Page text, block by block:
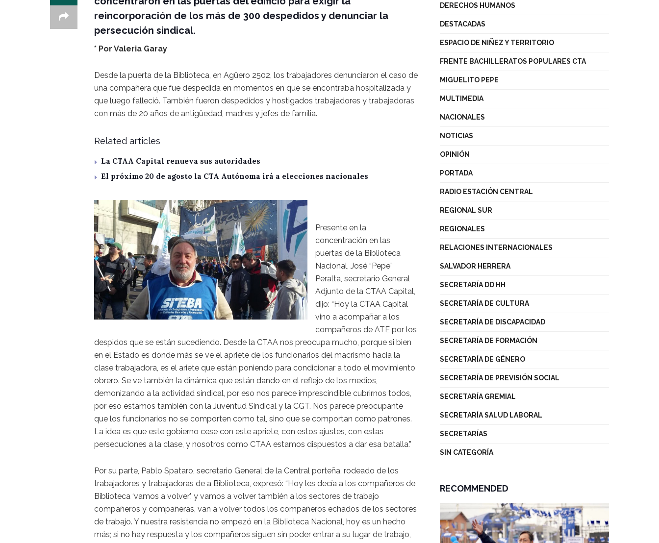
reincorporación de los más de 300 despedidos y denunciar la
persecución sindical.
* Por Valeria Garay
Desde la puerta de la Biblioteca, en Agüero 2502, los trabajadores denunciaron el caso de
una compañera que fue despedida en momentos en que se encontraba hospitalizada y
que luego falleció. También fueron despedidos y hostigados trabajadores y trabajadoras
con más de 20 años de antigüedad, madres y jefes de familia.
Related articles
La CTAA Capital renueva sus autoridades
El próximo 20 de agosto la CTA Autónoma irá a elecciones nacionales
Presente en la
concentración en las
puertas de la Biblioteca
Nacional, José “Pepe”
Peralta, secretario General
Adjunto de la CTAA Capital,
dijo: “Hoy la CTAA Capital
vino a acompañar a los
compañeros de ATE por los
despidos que se están sucediendo. Desde la CTAA nos preocupa mucho, porque si bien
en el Estado es donde más se ve el apriete de los funcionarios del macrismo hacia la
clase trabajadora, es el ariete que están poniendo para condicionar a todo el movimiento
obrero. Se ve también la dinámica que están dando en el reflejo de los medios,
demonizando a la actividad sindical, por eso nos parece imprescindible cubrirnos todos,
por eso estamos también con la Juventud Sindical y la CGT. Nos parece preocupante
que los funcionarios no se comporten como tal, sino que se comportan como patrones.
La idea es que este gobierno cese con este apriete, con estos ajustes, con estas
persecuciones a la clase, y nosotros como CTAA estamos dispuestos a dar esa batalla.”
Por su parte, Pablo Spataro, secretario General de la Central porteña, rodeado de los
trabajadores y trabajadoras de a Biblioteca, expresó: “Hoy les decía a los compañeros de
Biblioteca ‘vamos a volver’, y vamos a volver también a los sectores de trabajo
compañeros y compañeras, van a volver todos los compañeros echados de los sectores
de trabajo. Y nuestra resistencia no empezó en la Biblioteca Nacional, hoy es un hecho
más; si no hay respuesta y los compañeros siguen sin poder entrar a su lugar de trabajo,
DERECHOS HUMANOS
DESTACADAS
ESPACIO DE NIÑEZ Y TERRITORIO
FRENTE BACHILLERATOS POPULARES CTA
MIGUELITO PEPE
MULTIMEDIA
NACIONALES
NOTICIAS
OPINIÓN
PORTADA
RADIO ESTACIÓN CENTRAL
REGIONAL SUR
REGIONALES
RELACIONES INTERNACIONALES
SALVADOR HERRERA
SECRETARÍA DD HH
SECRETARÍA DE CULTURA
SECRETARÍA DE DISCAPACIDAD
SECRETARÍA DE FORMACIÓN
SECRETARÍA DE GÉNERO
SECRETARÍA DE PREVISIÓN SOCIAL
SECRETARÍA GREMIAL
SECRETARÍA SALUD LABORAL
SECRETARÍAS
SIN CATEGORÍA
RECOMMENDED